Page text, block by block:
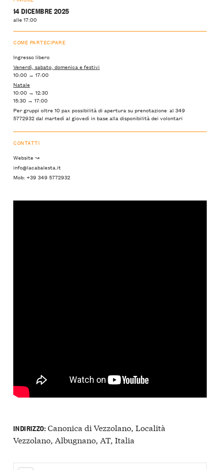
14 DICEMBRE 2025
alle 17:00
COME PARTECIPARE
Ingresso libero
Venerdì, sabato, domenica e festivi
10:00 → 17:00
Natale
10:00 → 12:30
15:30 → 17:00
Per gruppi oltre 10 pax possibilità di apertura su prenotazione al 349
5772932 dal martedì al giovedì in base alla disponibilità dei volontari
CONTATTI
Website ↝
info@lacabalesta.it
Mob: +39 349 5772932
INDIRIZZO:Canonica di Vezzolano, Località
Vezzolano, Albugnano, AT, Italia